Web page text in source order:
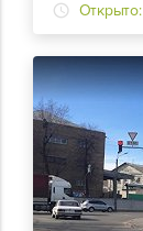
Открыто: